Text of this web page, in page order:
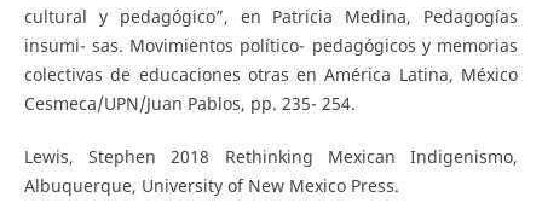
cultural y pedagógico”, en Patricia Medina, Pedagogías
insumi- sas. Movimientos político- pedagógicos y memorias
colectivas de educaciones otras en América Latina, México
Cesmeca/UPN/Juan Pablos, pp. 235- 254.
Lewis, Stephen 2018 Rethinking Mexican Indigenismo,
Albuquerque, University of New Mexico Press.